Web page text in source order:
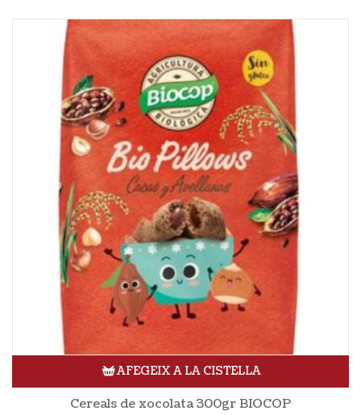
AFEGEIX A LA CISTELLA
Cereals de xocolata 300gr BIOCOP